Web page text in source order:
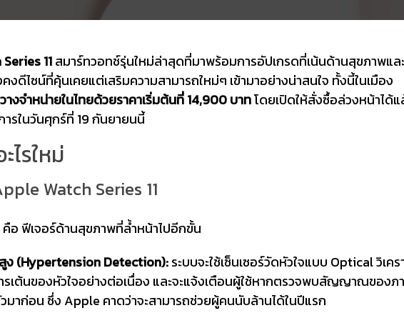
11สมาร์ทวอทช์รุ่นใหม่ล่าสุดที่มาพร้อมการอัปเกรดที่เน้นด้านสุขภาพแล
ดีไซน์ที่คุ้นเคยแต่เสริมความสามารถใหม่ๆ เข้ามาอย่างน่าสนใจ ทั้งนี้ในเมือง
างจำหน่ายในไทยด้วยราคาเริ่มต้นที่ 14,900 บาทโดยเปิดให้สั่งซื้อล่วงหน้าได้
ารในวันศุกร์ที่ 19 กันยายนนี้
ไรใหม่
Watch Series 11
อ ฟีเจอร์ด้านสุขภาพที่ล้ำหน้าไปอีกขั้น
ง (Hypertension Detection):ระบบจะใช้เซ็นเซอร์วัดหัวใจแบบ Optical วิเคร
ต้นของหัวใจอย่างต่อเนื่อง และจะแจ้งเตือนผู้ใช้หากตรวจพบสัญญาณของภ
าก่อน ซึ่ง Apple คาดว่าจะสามารถช่วยผู้คนนับล้านได้ในปีแรก